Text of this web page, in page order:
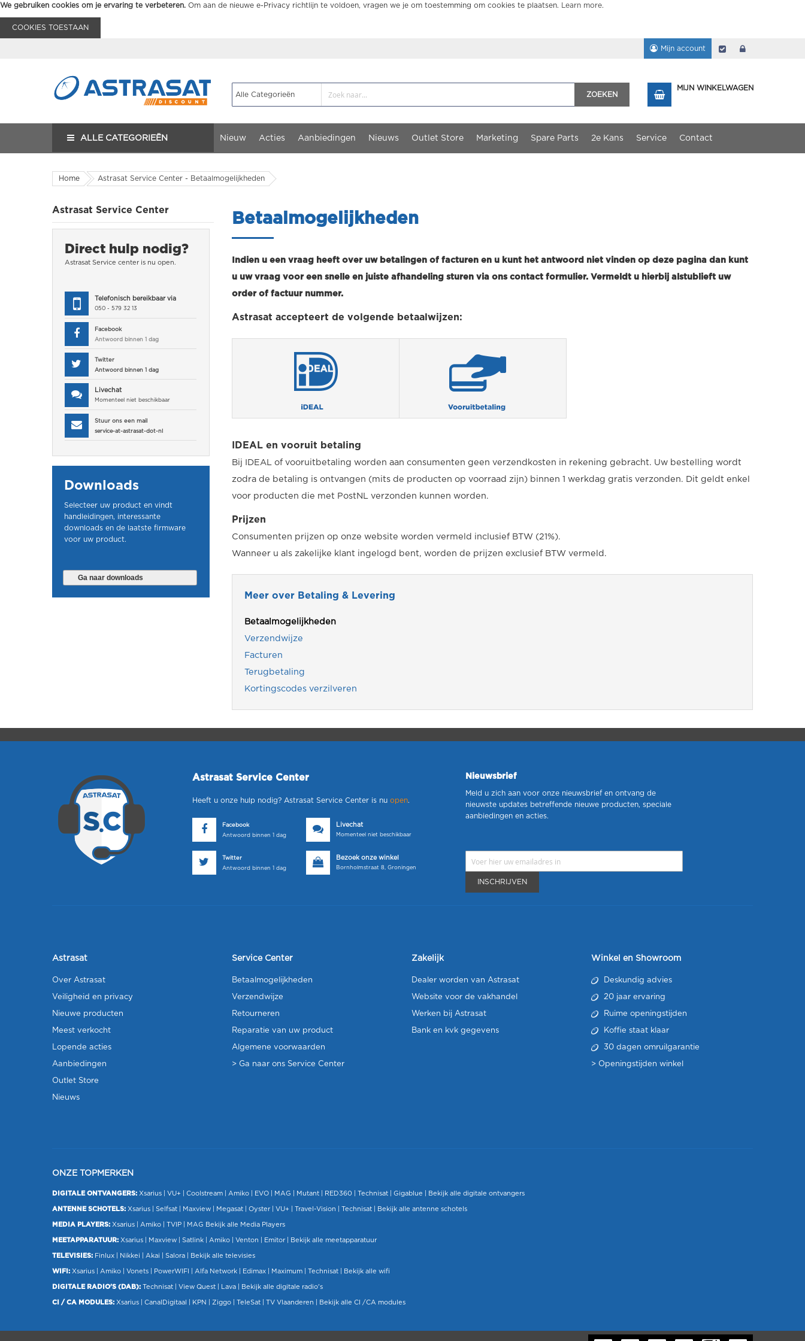
We gebruiken cookies om je ervaring te verbeteren. Om aan de nieuwe e-Privacy richtlijn te voldoen, vragen we je om toestemming om cookies te plaatsen. Learn more.
COOKIES TOESTAAN
Mijn account Afrekenen
ZOEKEN
MIJN WINKELWAGEN
ALLE CATEGORIEËN Nieuw Acties Aanbiedingen Nieuws Outlet Store Marketing Spare Parts 2e Kans Service Contact
Home Astrasat Service Center - Betaalmogelijkheden
Betaalmogelijkheden
Indien u een vraag heeft over uw betalingen of facturen en u kunt het antwoord niet vinden op deze pagina dan kunt
u uw vraag voor een snelle en juiste afhandeling sturen via ons contact formulier. Vermeldt u hierbij alstublieft uw
order of factuur nummer.
Astrasat accepteert de volgende betaalwijzen:
IDEAL en vooruit betaling
Bij IDEAL of vooruitbetaling worden aan consumenten geen verzendkosten in rekening gebracht. Uw bestelling wordt
zodra de betaling is ontvangen (mits de producten op voorraad zijn) binnen 1 werkdag gratis verzonden. Dit geldt enkel
voor producten die met PostNL verzonden kunnen worden.
Prijzen
Consumenten prijzen op onze website worden vermeld inclusief BTW (21%).
Wanneer u als zakelijke klant ingelogd bent, worden de prijzen exclusief BTW vermeld.
Meer over Betaling & Levering
Betaalmogelijkheden
Verzendwijze
Facturen
Terugbetaling
Kortingscodes verzilveren
Astrasat Service Center
Direct hulp nodig?
Astrasat Service center is nu open.
Telefonisch bereikbaar via
050 - 579 32 13
Facebook
Antwoord binnen 1 dag
Twitter
Antwoord binnen 1 dag
Livechat
Momenteel niet beschikbaar
Stuur ons een mail
service-at-astrasat-dot-nl
Downloads
Selecteer uw product en vindt
handleidingen, interessante
downloads en de laatste firmware
voor uw product.
Ga naar downloads
Astrasat Service Center
Heeft u onze hulp nodig? Astrasat Service Center is nu open.
Facebook
Antwoord binnen 1 dag
Livechat
Momenteel niet beschikbaar
Twitter
Antwoord binnen 1 dag
Bezoek onze winkel
Bornholmstraat 8, Groningen
Nieuwsbrief
Meld u zich aan voor onze nieuwsbrief en ontvang de
nieuwste updates betreffende nieuwe producten, speciale
aanbiedingen en acties.
INSCHRIJVEN
Astrasat
Over Astrasat
Veiligheid en privacy
Nieuwe producten
Meest verkocht
Lopende acties
Aanbiedingen
Outlet Store
Nieuws
Service Center
Betaalmogelijkheden
Verzendwijze
Retourneren
Reparatie van uw product
Algemene voorwaarden
> Ga naar ons Service Center
Zakelijk
Dealer worden van Astrasat
Website voor de vakhandel
Werken bij Astrasat
Bank en kvk gegevens
Winkel en Showroom
Deskundig advies
20 jaar ervaring
Ruime openingstijden
Koffie staat klaar
30 dagen omruilgarantie
> Openingstijden winkel
ONZE TOPMERKEN
DIGITALE ONTVANGERS: Xsarius VU+ | Coolstream | Amiko EVO MAG Mutant | RED360 | Technisat Gigablue Bekijk alle digitale ontvangers
ANTENNE SCHOTELS: Xsarius Selfsat Maxview Megasat | Oyster | VU+ Travel-Vision Technisat Bekijk alle antenne schotels
MEDIA PLAYERS: Xsarius Amiko TVIP MAG Bekijk alle Media Players
MEETAPPARATUUR: Xsarius Maxview Satlink Amiko Venton Emitor Bekijk alle meetapparatuur
TELEVISIES: Finlux | Nikkei | Akai Salora Bekijk alle televisies
WIFI: Xsarius Amiko Vonets PowerWIFI Alfa Network Edimax | Maximum | Technisat Bekijk alle wifi
DIGITALE RADIO'S (DAB): Technisat View Quest Lava Bekijk alle digitale radio's
CI / CA MODULES: Xsarius CanalDigitaal KPN Ziggo TeleSat TV Vlaanderen Bekijk alle CI /CA modules